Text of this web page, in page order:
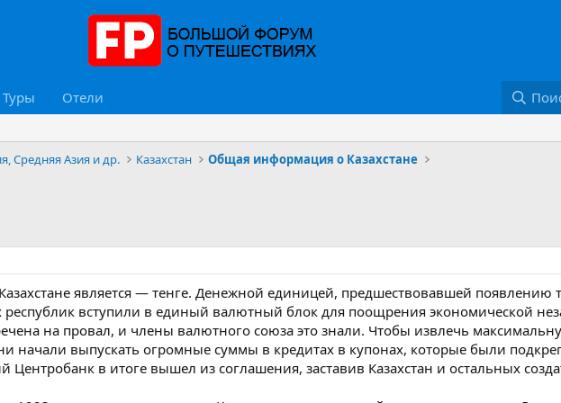
Туры Отели
Средняя Азия и др. Казахстан Общая информация о Казахстане
является — тенге. Денежной единицей, предшествовавшей появлению
республик вступили в единый валютный блок для поощрения экономической
на провал, и члены валютного союза это знали. Чтобы извлечь
начали выпускать огромные суммы в кредитах в купонах, которые были
Центробанк в итоге вышел из соглашения, заставив Казахстан и остальных